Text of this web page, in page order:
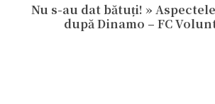
Nu s-au dat bătuți! »
după Dinamo – FC